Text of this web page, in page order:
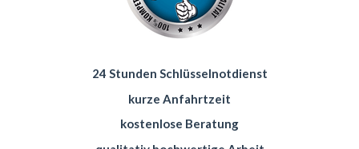
24 Stunden Schlüsselnotdienst
kurze Anfahrtzeit
kostenlose Beratung